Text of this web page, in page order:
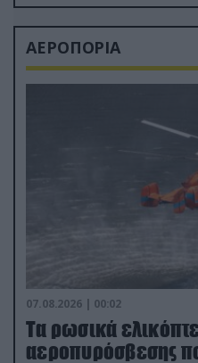
ΑΕΡΟΠΟΡΙΑ
07.08.2026 | 00:02
Τα ρωσικά
αεροπυρόσβεσης